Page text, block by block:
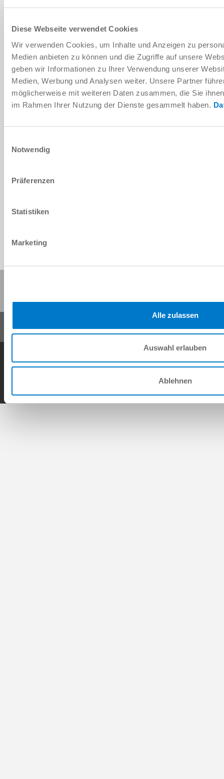
Diese Webseite verwendet Cookies
Wir verwenden Cookies, um Inhalte und Anzeigen zu
Medien anbieten zu können und die Zugriffe auf unsere
geben wir Informationen zu Ihrer Verwendung unserer
Medien, Werbung und Analysen weiter. Unsere Partner
möglicherweise mit weiteren Daten zusammen, die Sie
im Rahmen Ihrer Nutzung der Dienste gesammelt haben.
Notwendig
Präferenzen
Statistiken
Marketing
Alle zulassen
Auswahl erlauben
Ablehnen
Montage- und Betriebsanleitung
Kontakt
Copyright © ZIMMER GROUP 2026